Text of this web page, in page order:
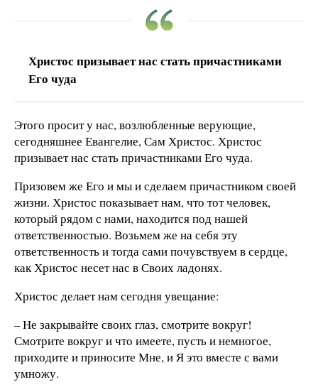
Христос призывает нас стать причастниками
Его чуда
Этого просит у нас, возлюбленные верующие,
сегодняшнее Евангелие, Сам Христос. Христос
призывает нас стать причастниками Его чуда.
Призовем же Его и мы и сделаем причастником своей
жизни. Христос показывает нам, что тот человек,
который рядом с нами, находится под нашей
ответственностью. Возьмем же на себя эту
ответственность и тогда сами почувствуем в сердце,
как Христос несет нас в Своих ладонях.
Христос делает нам сегодня увещание:
– Не закрывайте своих глаз, смотрите вокруг!
Смотрите вокруг и что имеете, пусть и немногое,
приходите и приносите Мне, и Я это вместе с вами
умножу.